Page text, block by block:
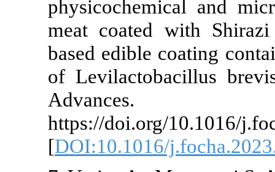
meat
based edible
of
https://
[